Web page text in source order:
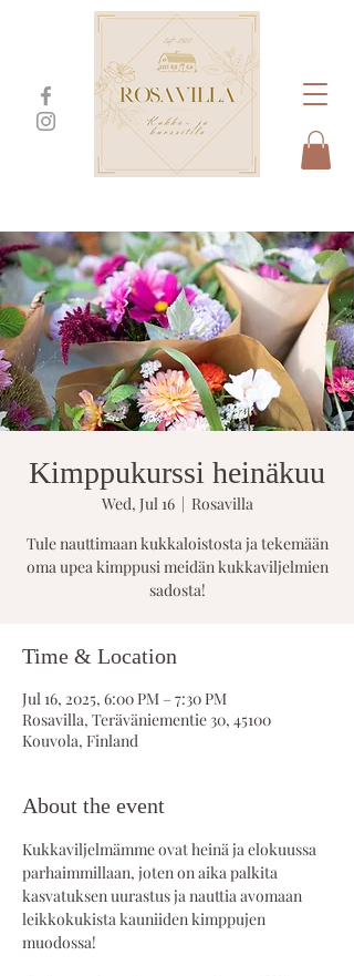
Kimppukurssi heinäkuu
Wed, Jul 16
  |
Rosavilla
Tule nauttimaan kukkaloistosta ja tekemään
oma upea kimppusi meidän kukkaviljelmien
sadosta!
Time & Location
Jul 16, 2025, 6:00 PM – 7:30 PM
Rosavilla, Teräväniementie 30, 45100
Kouvola, Finland
About the event
Kukkaviljelmämme ovat heinä ja elokuussa
parhaimmillaan, joten on aika palkita
kasvatuksen uurastus ja nauttia avomaan
leikkokukista kauniiden kimppujen
muodossa!